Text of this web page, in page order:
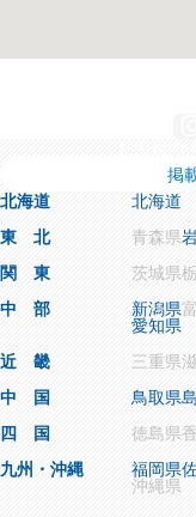
掲
北海道
北海道
東 北
青森県
関 東
茨城県
中 部
新潟県
愛知県
近 畿
三重県
中 国
鳥取県
四 国
徳島県
九州・沖縄
福岡県
沖縄県